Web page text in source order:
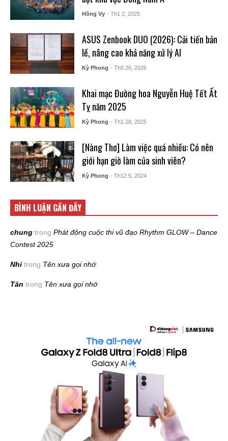
Hồng Vy - Th1 2, 2025
ASUS Zenbook DUO (2026): Cải tiến bản
lề, nâng cao khả năng xử lý AI
Kỳ Phong - Th5 26, 2026
Khai mạc Đường hoa Nguyễn Huệ Tết Ất
Tỵ năm 2025
Kỳ Phong - Th1 28, 2025
[Nàng Thơ] Làm việc quá nhiều: Có nên
giới hạn giờ làm của sinh viên?
Kỳ Phong - Th12 5, 2024
BÌNH LUẬN GẦN ĐÂY
chung trong Phát động cuộc thi vũ đạo Rhythm GLOW – Dance
Contest 2025
Nhi trong Tên xưa gọi nhớ
Tân trong Tên xưa gọi nhớ